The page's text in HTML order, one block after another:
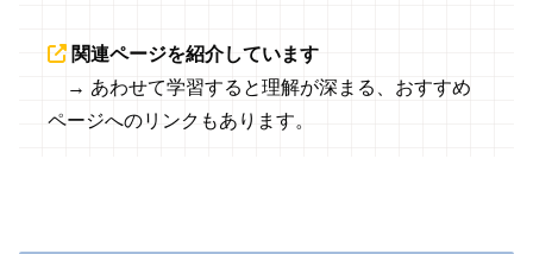
関連ページを紹介しています
→ あわせて学習すると理解が深まる、おすすめ
ページへのリンクもあります。